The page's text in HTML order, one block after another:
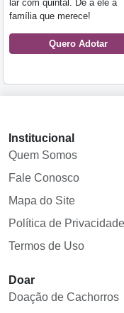
lar com quintal. Dê a ele a
família que merece!
Quero Adotar
Institucional
Quem Somos
Fale Conosco
Mapa do Site
Política de Privacidade
Termos de Uso
Doar
Doação de Cachorros